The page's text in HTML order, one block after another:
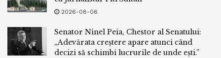
2026-08-06
Senator Ninel Peia, Chestor al Senatului:
„Adevărata creștere apare atunci când
decizi să schimbi lucrurile de unde ești.”